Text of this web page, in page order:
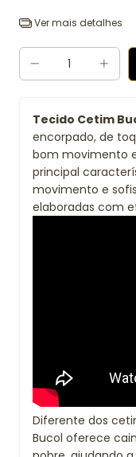
Ver mais detalhes
Tecido Cetim
encorpado, de
bom movimento
principal
movimento e
elaboradas com
Diferente dos
Bucol oferece